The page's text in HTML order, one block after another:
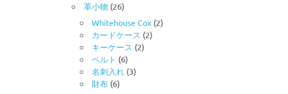
革小物 (26)
Whitehouse Cox (2)
カードケース (2)
キーケース (2)
ベルト (6)
名刺入れ (3)
財布 (6)